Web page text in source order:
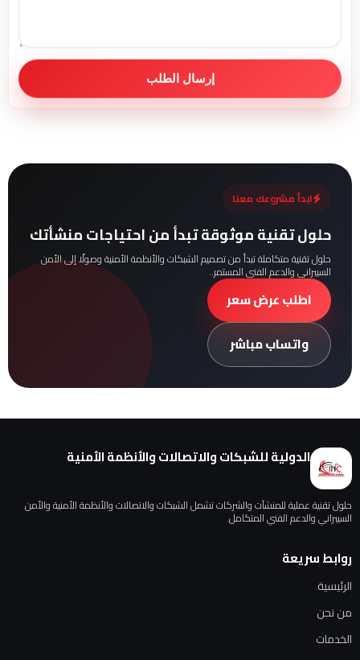
إرسال الطلب
ابدأ مشروعك معنا
حلول تقنية موثوقة تبدأ من احتياجات منشأتك
حلول تقنية متكاملة تبدأ من تصميم الشبكات والأنظمة الأمنية وصولًا إلى الأمن
السيبراني والدعم الفني المستمر..
اطلب عرض سعر
واتساب مباشر
الدولية للشبكات والاتصالات والأنظمة الأمنية
حلول تقنية عملية للمنشآت والشركات تشمل الشبكات والاتصالات والأنظمة الأمنية والأمن
السيبراني والدعم الفني المتكامل.
روابط سريعة
الرئيسية
من نحن
الخدمات